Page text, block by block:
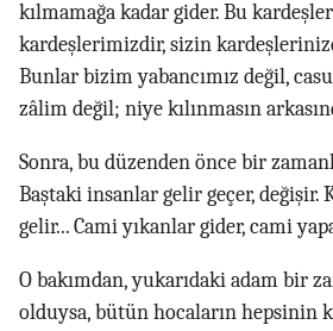
kılmamağa kadar gider. Bu
kardeşlerimizdir, sizin
Bunlar bizim yabancımız değil,
zâlim değil; niye kılınmasın
Sonra, bu düzenden önce bir
Baştaki insanlar gelir geçer,
gelir... Cami yıkanlar gider, cami
O bakımdan, yukarıdaki adam bir
olduysa, bütün hocaların hepsinin